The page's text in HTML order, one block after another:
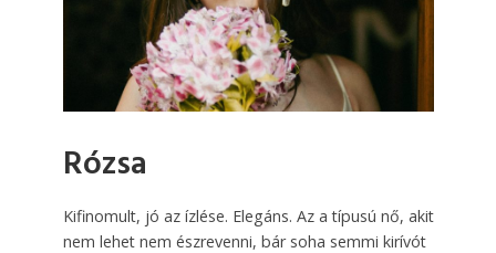
Rózsa
Kifinomult, jó az ízlése. Elegáns. Az a típusú nő, akit
nem lehet nem észrevenni, bár soha semmi kirívót